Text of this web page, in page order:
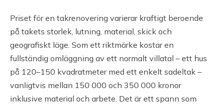
Priset för en takrenovering varierar kraftigt beroende
på takets storlek, lutning, material, skick och
geografiskt läge. Som ett riktmärke kostar en
fullständig omläggning av ett normalt villatal – ett hus
på 120–150 kvadratmeter med ett enkelt sadeltak –
vanligtvis mellan 150 000 och 350 000 kronor
inklusive material och arbete. Det är ett spann som